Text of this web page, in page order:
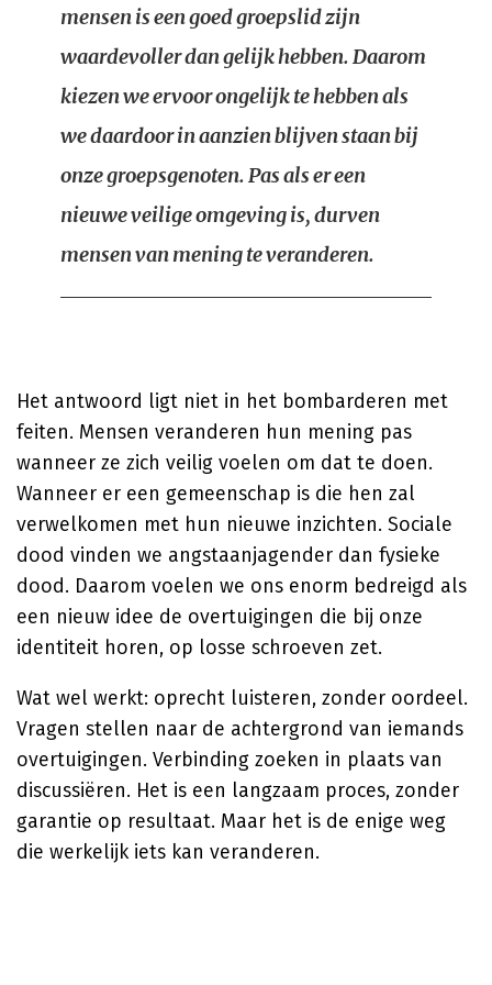
mensen is een goed groepslid zijn
waardevoller dan gelijk hebben. Daarom
kiezen we ervoor ongelijk te hebben als
we daardoor in aanzien blijven staan bij
onze groepsgenoten. Pas als er een
nieuwe veilige omgeving is, durven
mensen van mening te veranderen.
Het antwoord ligt niet in het bombarderen met
feiten. Mensen veranderen hun mening pas
wanneer ze zich veilig voelen om dat te doen.
Wanneer er een gemeenschap is die hen zal
verwelkomen met hun nieuwe inzichten. Sociale
dood vinden we angstaanjagender dan fysieke
dood. Daarom voelen we ons enorm bedreigd als
een nieuw idee de overtuigingen die bij onze
identiteit horen, op losse schroeven zet.
Wat wel werkt: oprecht luisteren, zonder oordeel.
Vragen stellen naar de achtergrond van iemands
overtuigingen. Verbinding zoeken in plaats van
discussiëren. Het is een langzaam proces, zonder
garantie op resultaat. Maar het is de enige weg
die werkelijk iets kan veranderen.